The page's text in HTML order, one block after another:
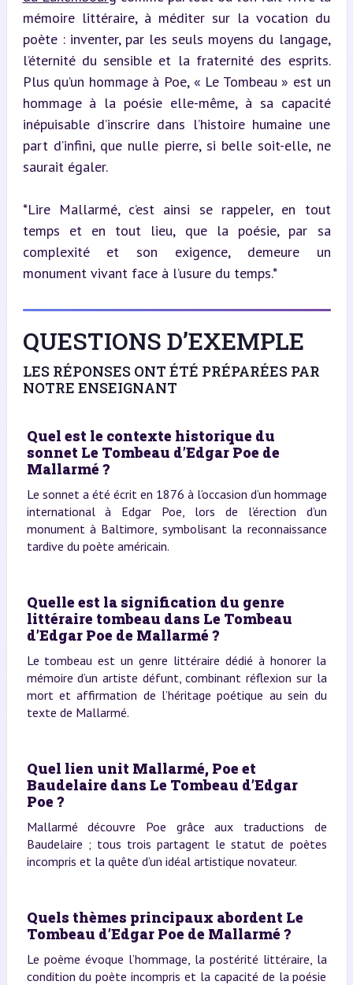
mémoire littéraire, à méditer sur la vocation du
poète : inventer, par les seuls moyens du langage,
l’éternité du sensible et la fraternité des esprits.
Plus qu’un hommage à Poe, « Le Tombeau » est un
hommage à la poésie elle-même, à sa capacité
inépuisable d’inscrire dans l’histoire humaine une
part d’infini, que nulle pierre, si belle soit-elle, ne
saurait égaler.
*Lire Mallarmé, c’est ainsi se rappeler, en tout
temps et en tout lieu, que la poésie, par sa
complexité et son exigence, demeure un
monument vivant face à l’usure du temps.*
QUESTIONS D’EXEMPLE
LES RÉPONSES ONT ÉTÉ PRÉPARÉES PAR
NOTRE ENSEIGNANT
Quel est le contexte historique du
sonnet Le Tombeau d’Edgar Poe de
Mallarmé ?
Le sonnet a été écrit en 1876 à l’occasion d’un hommage
international à Edgar Poe, lors de l’érection d’un
monument à Baltimore, symbolisant la reconnaissance
tardive du poète américain.
Quelle est la signification du genre
littéraire tombeau dans Le Tombeau
d’Edgar Poe de Mallarmé ?
Le tombeau est un genre littéraire dédié à honorer la
mémoire d’un artiste défunt, combinant réflexion sur la
mort et affirmation de l’héritage poétique au sein du
texte de Mallarmé.
Quel lien unit Mallarmé, Poe et
Baudelaire dans Le Tombeau d’Edgar
Poe ?
Mallarmé découvre Poe grâce aux traductions de
Baudelaire ; tous trois partagent le statut de poètes
incompris et la quête d’un idéal artistique novateur.
Quels thèmes principaux abordent Le
Tombeau d’Edgar Poe de Mallarmé ?
Le poème évoque l’hommage, la postérité littéraire, la
condition du poète incompris et la capacité de la poésie